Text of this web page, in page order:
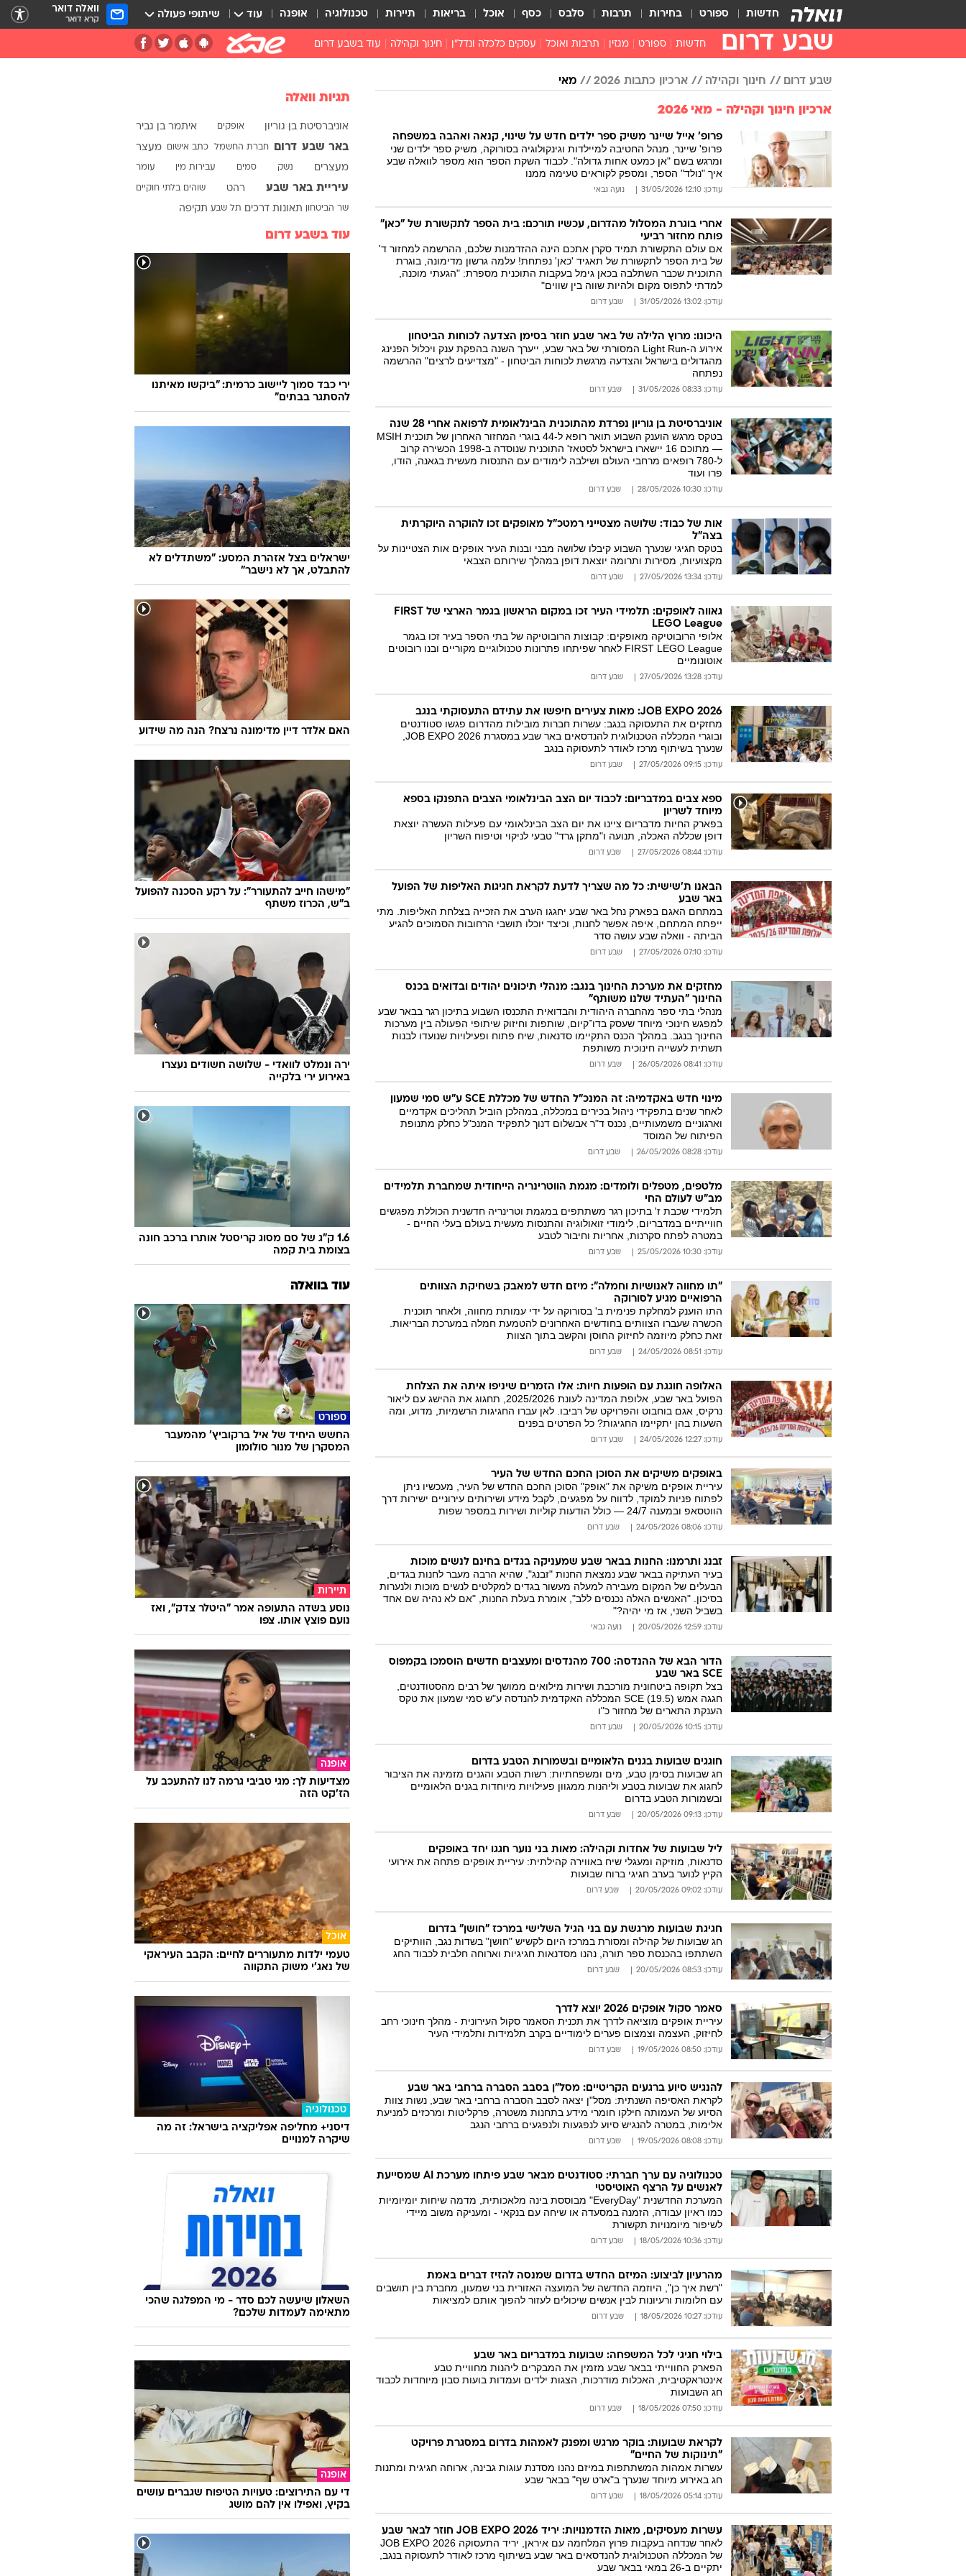
חדשות ספורט בחירות תרבות סלבס כסף אוכל בריאות תיירות טכנולוגיה אופנה עוד שיתופי פעולה וואלה דואר
קרא דואר
שבע דרום חדשות ספורט מגזין תרבות ואוכל עסקים כלכלה ונדל"ן חינוך וקהילה עוד בשבע דרום
טורים
שבע דרום חינוך וקהילה ארכיון כתבות 2026 מאי
ארכיון חינוך וקהילה - מאי 2026
פרופ' אייל שיינר משיק ספר ילדים חדש על שינוי, קנאה ואהבה במשפחה
פרופ' שיינר, מנהל החטיבה למיילדות וגינקולוגיה בסורוקה, משיק ספר ילדים שני
ומרגש בשם "אן כמעט אחות גדולה". לכבוד השקת הספר הוא מספר לוואלה שבע
איך "נולד" הספר, ומספק לקוראים טעימה ממנו
עודכן: 12:10 31/05/2026 נועה גבאי
אחרי בוגרת המסלול מהדרום, עכשיו תורכם: בית הספר לתקשורת של "כאן"
פותח מחזור רביעי
אם עולם התקשורת תמיד סקרן אתכם הינה ההזדמנות שלכם, ההרשמה למחזור ד'
של בית הספר לתקשורת של תאגיד 'כאן' נפתחת! עלמה גרשון מדימונה, בוגרת
התוכנית שכבר השתלבה בכאן גימל בעקבות התוכנית מספרת: "הגעתי מוכנה,
למדתי לתפוס מקום ולהיות שווה בין שווים"
עודכן: 13:02 31/05/2026 שבע דרום
היכונו: מרוץ הלילה של באר שבע חוזר בסימן הצדעה לכוחות הביטחון
אירוע ה-Light Run המסורתי של באר שבע, ייערך השנה בהפקת ענק ויכלול הפנינג
מהגדולים בישראל והצדעה מרגשת לכוחות הביטחון - "מצדיעים לרצים" ההרשמה
נפתחה
עודכן: 08:33 31/05/2026 שבע דרום
אוניברסיטת בן גוריון נפרדת מהתוכנית הבינלאומית לרפואה אחרי 28 שנה
בטקס מרגש הוענק השבוע תואר רופא ל-44 בוגרי המחזור האחרון של תוכנית MSIH
— מתוכם 16 יישארו בישראל לסטאז' התוכנית שנוסדה ב-1998 הכשירה קרוב
ל-780 רופאים מרחבי העולם ושילבה לימודים עם התנסות מעשית בגאנה, הודו,
פרו ועוד
עודכן: 10:30 28/05/2026 שבע דרום
אות של כבוד: שלושה מצטייני רמטכ"ל מאופקים זכו להוקרה היוקרתית
בצה"ל
בטקס חגיגי שנערך השבוע קיבלו שלושה מבני ובנות העיר אופקים אות הצטיינות על
מקצועיות, מסירות ותרומה יוצאת דופן במהלך שירותם הצבאי
עודכן: 13:34 27/05/2026 שבע דרום
גאווה לאופקים: תלמידי העיר זכו במקום הראשון בגמר הארצי של FIRST
LEGO League
אלופי הרובוטיקה מאופקים: קבוצות הרובוטיקה של בתי הספר בעיר זכו בגמר
FIRST LEGO League לאחר שפיתחו פתרונות טכנולוגיים מקוריים ובנו רובוטים
אוטונומיים
עודכן: 13:28 27/05/2026 שבע דרום
JOB EXPO 2026: מאות צעירים חיפשו את עתידם התעסוקתי בנגב
מחזקים את התעסוקה בנגב: עשרות חברות מובילות מהדרום פגשו סטודנטים
שנערך בשיתוף מרכז לאודר לתעסוקה בנגב
עודכן: 09:15 27/05/2026 שבע דרום
ספא צבים במדבריום: לכבוד יום הצב הבינלאומי הצבים התפנקו בספא
מיוחד לשריון
בפארק החיות מדבריום ציינו את יום הצב הבינלאומי עם פעילות העשרה יוצאת
דופן שכללה האכלה, תנועה ו"מתקן גרד" טבעי לניקוי וטיפוח השריון
עודכן: 08:44 27/05/2026 שבע דרום
הבאנו ת'שישית: כל מה שצריך לדעת לקראת חגיגות האליפות של הפועל
באר שבע
במתחם האגם בפארק נחל באר שבע יחגגו הערב את הזכייה בצלחת האליפות. מתי
ייפתח המתחם, איפה אפשר לחנות, וכיצד יוכלו תושבי הרחובות הסמוכים להגיע
הביתה - וואלה שבע עושה סדר
עודכן: 07:10 27/05/2026 שבע דרום
מחזקים את מערכת החינוך בנגב: מנהלי תיכונים יהודים ובדואים בכנס
החינוך "העתיד שלנו משותף"
מנהלי בתי ספר מהחברה היהודית והבדואית התכנסו השבוע בתיכון רגר בבאר שבע
למפגש חינוכי מיוחד שעסק בדו־קיום, שותפות וחיזוק שיתופי הפעולה בין מערכות
החינוך בנגב. במהלך הכנס התקיימו סדנאות, שיח פתוח ופעילויות שנועדו לבנות
תשתית לעשייה חינוכית משותפת
עודכן: 08:41 26/05/2026 שבע דרום
מינוי חדש באקדמיה: זה המנכ"ל החדש של מכללת SCE ע"ש סמי שמעון
לאחר שנים בתפקידי ניהול בכירים במכללה, במהלכן הוביל תהליכים אקדמיים
וארגוניים משמעותיים, נכנס ד"ר אבשלום דנוך לתפקיד המנכ"ל כחלק מתנופת
הפיתוח של המוסד
עודכן: 08:28 26/05/2026 שבע דרום
מלטפים, מטפלים ולומדים: מגמת הווטרינריה הייחודית שמחברת תלמידים
מב"ש לעולם החי
תלמידי שכבת ז' בתיכון רגר משתתפים במגמת וטרינריה חדשנית הכוללת מפגשים
חווייתיים במדבריום, לימודי זואולוגיה והתנסות מעשית בעולם בעלי החיים -
במטרה לפתח סקרנות, אחריות וחיבור לטבע
עודכן: 10:30 25/05/2026 שבע דרום
"תו מחווה לאנושיות וחמלה": מיזם חדש למאבק בשחיקת הצוותים
הרפואיים מגיע לסורוקה
התו הוענק למחלקת פנימית ב' בסורוקה על ידי עמותת מחווה, ולאחר תוכנית
הכשרה שעברו הצוותים בחודשים האחרונים להטמעת חמלה במערכת הבריאות.
זאת כחלק מיוזמה לחיזוק החוסן והקשב בתוך הצוות
עודכן: 08:51 24/05/2026 שבע דרום
האלופה חוגגת עם הופעות חיות: אלו הזמרים שיניפו איתה את הצלחת
הפועל באר שבע, אלופת המדינה לעונת 2025/2026, תחגוג את ההישג עם ליאור
נרקיס, אגם בוחבוט והפרויקט של רביבו. לאן עברו החגיגות הרשמיות, מדוע, ומה
השעות בהן יתקיימו החגיגות? כל הפרטים בפנים
עודכן: 12:27 24/05/2026 שבע דרום
באופקים משיקים את הסוכן החכם החדש של העיר
עיריית אופקים משיקה את "אופק" הסוכן החכם החדש של העיר, מעכשיו ניתן
לפתוח פניות למוקד, לדווח על מפגעים, לקבל מידע ושירותים עירוניים ישירות דרך
הווטסאפ ובמענה 24/7 — כולל הודעות קוליות ושירות במספר שפות
עודכן: 08:06 24/05/2026 שבע דרום
זבנג ותרמנו: החנות בבאר שבע שמעניקה בגדים בחינם לנשים מוכות
בעיר העתיקה בבאר שבע נמצאת החנות "זבנג", שהיא הרבה מעבר לחנות בגדים,
הבעלים של המקום מעבירה למעלה מעשור בגדים למקלטים לנשים מוכות ולנערות
בסיכון. "האנשים האלה נכנסים ללב", אומרת בעלת החנות, "אם לא נהיה שם אחד
בשביל השני, אז מי יהיה?"
עודכן: 12:59 20/05/2026 נועה גבאי
הדור הבא של ההנדסה: 700 מהנדסים ומעצבים חדשים הוסמכו בקמפוס
SCE באר שבע
בצל תקופה ביטחונית מורכבת ושירות מילואים ממושך של רבים מהסטודנטים,
חגגה אמש (19.5) SCE המכללה האקדמית להנדסה ע"ש סמי שמעון את טקס
הענקת התארים של מחזור כ"ו
עודכן: 10:15 20/05/2026 שבע דרום
חוגגים שבועות בגנים הלאומיים ובשמורות הטבע בדרום
חג שבועות בסימן טבע, מים ומשפחתיות: רשות הטבע והגנים מזמינה את הציבור
לחגוג את שבועות בטבע וליהנות ממגוון פעילויות מיוחדות בגנים הלאומיים
ובשמורות הטבע בדרום
עודכן: 09:13 20/05/2026 שבע דרום
ליל שבועות של אחדות וקהילה: מאות בני נוער חגגו יחד באופקים
סדנאות, מוזיקה ומעגלי שיח באווירה קהילתית: עיריית אופקים פתחה את אירועי
הקיץ לנוער בערב חגיגי ברוח שבועות
עודכן: 09:02 20/05/2026 שבע דרום
חגיגת שבועות מרגשת עם בני הגיל השלישי במרכז "חושן" בדרום
חג שבועות של קהילה ומסורת במרכז היום לקשיש "חושן" בשדות נגב, הוותיקים
השתתפו בהכנסת ספר תורה, נהנו מסדנאות חגיגיות וארוחה חלבית לכבוד החג
עודכן: 08:53 20/05/2026 שבע דרום
סאמר סקול אופקים 2026 יוצא לדרך
עיריית אופקים מוציאה לדרך את תכנית הסאמר סקול העירונית - מהלך חינוכי רחב
לחיזוק, העצמה וצמצום פערים לימודיים בקרב תלמידות ותלמידי העיר
עודכן: 08:50 19/05/2026 שבע דרום
להנגיש סיוע ברגעים הקריטיים: מסל"ן בסבב הסברה ברחבי באר שבע
לקראת האסיפה השנתית: מסל"ן יצאה לסבב הסברה ברחבי באר שבע, נשות צוות
הסיוע של העמותה חילקו חומרי מידע בתחנות משטרה, פרקליטות ומרכזים למניעת
אלימות, במטרה להנגיש סיוע לנפגעות ולנפגעים ברחבי הנגב
עודכן: 08:08 19/05/2026 שבע דרום
טכנולוגיה עם ערך חברתי: סטודנטים מבאר שבע פיתחו מערכת AI שמסייעת
לאנשים על הרצף האוטיסטי
המערכת החדשנית "EveryDay" מבוססת בינה מלאכותית, מדמה שיחות יומיומיות
כמו ראיון עבודה, הזמנה במסעדה או שיחה עם בנקאי - ומעניקה משוב מיידי
לשיפור מיומנויות תקשורת
עודכן: 10:36 18/05/2026 שבע דרום
מהרעיון לביצוע: המיזם החדש בדרום שמנסה להזיז דברים באמת
"רשת איך כן", היוזמה החדשה של המועצה האזורית בני שמעון, מחברת בין תושבים
עם חלומות ורעיונות לבין אנשים שיכולים לעזור להפוך אותם למציאות
עודכן: 10:27 18/05/2026 שבע דרום
בילוי חגיגי לכל המשפחה: שבועות במדבריום באר שבע
הפארק החווייתי בבאר שבע מזמין את המבקרים ליהנות מחוויית טבע
אינטראקטיבית, האכלות מודרכות, הצגות ילדים ועמדות בועות סבון מיוחדות לכבוד
חג השבועות
עודכן: 07:50 18/05/2026 שבע דרום
לקראת שבועות: בוקר מרגש ומפנק לאמהות בדרום במסגרת פרויקט
"תינוקות של החיים"
עשרות אמהות המשתתפות במיזם נהנו מסדנת עוגות גבינה, ארוחה חגיגית ומתנות
חג באירוע מיוחד שנערך ב"ארט שף" בבאר שבע
עודכן: 05:14 18/05/2026 שבע דרום
עשרות מעסיקים, מאות הזדמנויות: יריד JOB EXPO 2026 חוזר לבאר שבע
לאחר שנדחה בעקבות פרוץ המלחמה עם איראן, יריד התעסוקה JOB EXPO 2026
של המכללה הטכנולוגית להנדסאים באר שבע בשיתוף מרכז לאודר לתעסוקה בנגב,
יתקיים ב-26 במאי בבאר שבע
תגיות וואלה
אוניברסיטת בן גוריון אופקים איתמר בן גביר
באר שבע דרום חברת החשמל כתב אישום מעצר
מעצרים נשק סמים עבירות מין עומר
עיריית באר שבע רהט שוהים בלתי חוקיים
שר הביטחון תאונות דרכים תל שבע תקיפה
עוד בשבע דרום
ירי כבד סמוך ליישוב כרמית: "ביקשו מאיתנו
להסתגר בבתים"
ישראלים בצל אזהרת המסע: "משתדלים לא
להתבלט, אך לא נישבר"
האם אלדר דיין מדימונה נרצח? הנה מה שידוע
"מישהו חייב להתעורר": על רקע הסכנה להפועל
ב"ש, הכרוז משתף
ירה ונמלט לוואדי - שלושה חשודים נעצרו
באירוע ירי בלקייה
1.6 ק"ג של סם מסוג קריסטל אותרו ברכב חונה
בצומת בית קמה
עוד בוואלה
ספורט
החשש היחיד של איל ברקוביץ' מהמעבר
המסקרן של מנור סולומון
תיירות
נוסע בשדה התעופה אמר "היטלר צדק", ואז
נועם פוצץ אותו. צפו
אופנה
מצדיעות לך: מגי טביבי גרמה לנו להתעכב על
הז'קט הזה
אוכל
טעמי ילדות מתעוררים לחיים: הקבב העיראקי
של נאג׳י משוק התקווה
טכנולוגיה
דיסני+ מחליפה אפליקציה בישראל: זה מה
שיקרה למנויים
השאלון שיעשה לכם סדר - מי המפלגה שהכי
מתאימה לעמדות שלכם?
אופנה
די עם התירוצים: טעויות הטיפוח שגברים עושים
בקיץ, ואפילו אין להם מושג